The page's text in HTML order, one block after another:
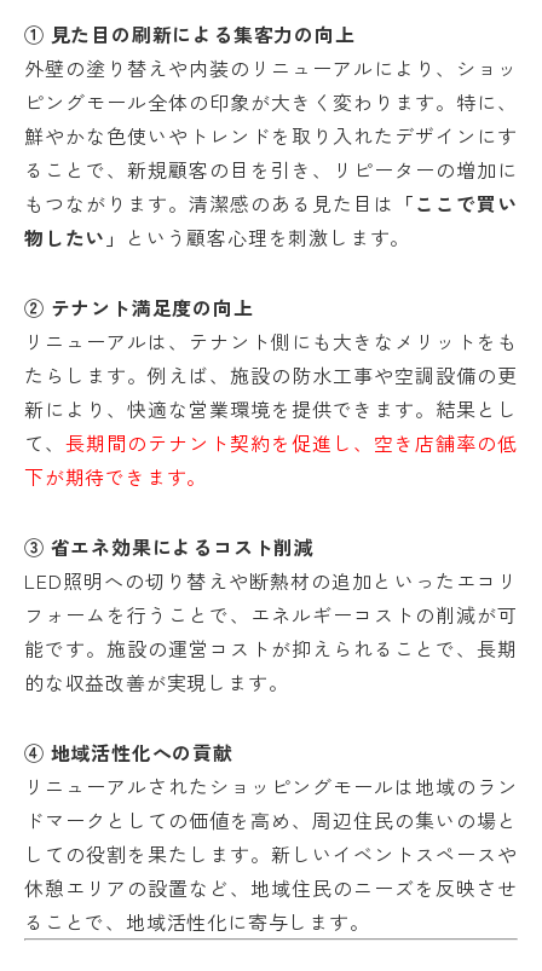
① 見た目の刷新による集客力の向上
外壁の塗り替えや内装のリニューアルにより、ショッ
ピングモール全体の印象が大きく変わります。特に、
鮮やかな色使いやトレンドを取り入れたデザインにす
ることで、新規顧客の目を引き、リピーターの増加に
もつながります。清潔感のある見た目は 「ここで買い
物したい」 という顧客心理を刺激します。
② テナント満足度の向上
リニューアルは、テナント側にも大きなメリットをも
たらします。例えば、施設の防水工事や空調設備の更
新により、快適な営業環境を提供できます。結果とし
て、長期間のテナント契約を促進し、空き店舗率の低
下が期待できます。
③ 省エネ効果によるコスト削減
LED照明への切り替えや断熱材の追加といったエコリ
フォームを行うことで、エネルギーコストの削減が可
能です。施設の運営コストが抑えられることで、長期
的な収益改善が実現します。
④ 地域活性化への貢献
リニューアルされたショッピングモールは地域のラン
ドマークとしての価値を高め、周辺住民の集いの場と
しての役割を果たします。新しいイベントスペースや
休憩エリアの設置など、地域住民のニーズを反映させ
ることで、地域活性化に寄与します。